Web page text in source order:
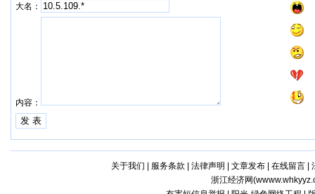
大名：
内容：
关于我们 服务条款 法律声明 文章发布| 在线留言|
浙江经济网(